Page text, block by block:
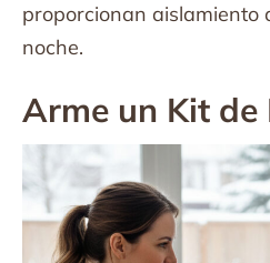
proporcionan aislamiento
noche.
Arme un Kit de